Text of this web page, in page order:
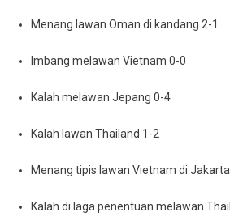
Menang lawan Oman di kandang 2-1
Imbang melawan Vietnam 0-0
Kalah melawan Jepang 0-4
Kalah lawan Thailand 1-2
Menang tipis lawan Vietnam di
Kalah di laga penentuan melawan